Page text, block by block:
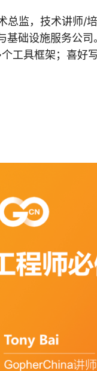
总监，技术讲师/
础设施服务公司
个工具框架；喜好